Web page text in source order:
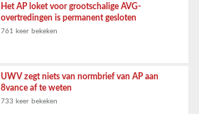
Het AP loket voor grootschalige AVG-
overtredingen is permanent gesloten
761 keer bekeken
UWV zegt niets van normbrief van AP aan
8vance af te weten
733 keer bekeken